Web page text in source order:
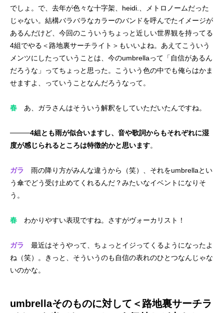
でしょ。で、去年が色々な十字架、heidi.、メトロノームだった
じゃない。結構バラバラなカラーのバンドを呼んでたイメージが
あるんだけど、今回のこういうちょっと近しい世界観を持ってる
4組でやる＜路地裏サーチライト＞もいいよね。あえてこういう
メンツにしたっていうことは、今のumbrellaって「自信があるん
だろうな」ってちょっと思った。こういう色の中でも俺らはかま
せますよ、っていうことなんだろうなって。
春 あ、ガラさんはそういう解釈をしていただいたんですね。
────4組とも雨が似合いますし、音や歌詞からもそれぞれに湿
度が感じられるところは特徴的かと思います。
ガラ
雨の降り方がみんな違うから（笑）、それをumbrellaとい
う傘でどう受け止めてくれるんだ？みたいなイベントになりそ
う。
春 わかりやすい表現ですね。さすがヴォーカリスト！
ガラ
最近はそうやって、ちょっとイジってくるようになったよ
ね（笑）。きっと、そういうのも自信の表れのひとつなんじゃな
いのかな。
umbrellaそのものに対して＜路地裏サーチラ